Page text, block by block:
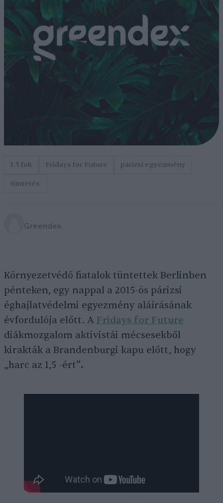
1.5 fok Fridays for Future
párizsi egyezmény
tüntetés
Greendex
Környezetvédő fiatalok tüntettek Berlinben
pénteken, egy nappal a 2015-ös párizsi
éghajlatvédelmi egyezmény aláírásának
évfordulója előtt. A Fridays for Future
diákmozgalom aktivistái mécsesekből
kirakták a Brandenburgi kapu előtt, hogy
„harc az 1,5 -ért”.